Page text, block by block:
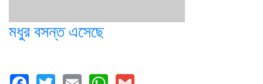
মধুর বসন্ত এসেছে